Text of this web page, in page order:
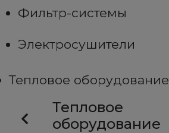
Фильтр-системы
Электросушители
Тепловое оборудование
Тепловое
оборудование